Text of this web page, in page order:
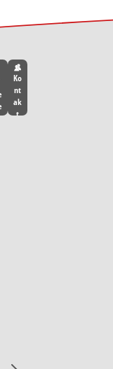
Ko
nt
ak
t